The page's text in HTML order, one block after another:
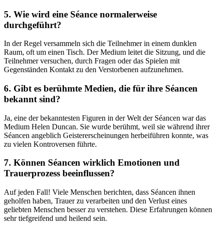
5. Wie wird eine Séance normalerweise
durchgeführt?
In der Regel versammeln sich die Teilnehmer in einem dunklen
Raum, oft um einen Tisch. Der Medium leitet die Sitzung, und die
Teilnehmer versuchen, durch Fragen oder das Spielen mit
Gegenständen Kontakt zu den Verstorbenen aufzunehmen.
6. Gibt es berühmte Medien, die für ihre Séancen
bekannt sind?
Ja, eine der bekanntesten Figuren in der Welt der Séancen war das
Medium Helen Duncan. Sie wurde berühmt, weil sie während ihrer
Séancen angeblich Geistererscheinungen herbeiführen konnte, was
zu vielen Kontroversen führte.
7. Können Séancen wirklich Emotionen und
Trauerprozess beeinflussen?
Auf jeden Fall! Viele Menschen berichten, dass Séancen ihnen
geholfen haben, Trauer zu verarbeiten und den Verlust eines
geliebten Menschen besser zu verstehen. Diese Erfahrungen können
sehr tiefgreifend und heilend sein.